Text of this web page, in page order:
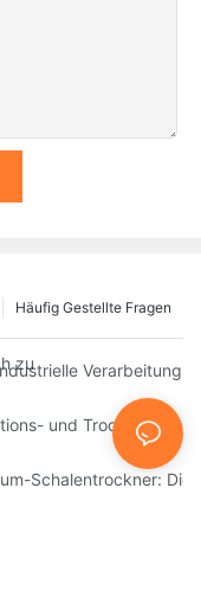
Häufig Gestellte Fragen
zu anderen
die die Zukunft
und
Chemie- und
Schalentrockner: